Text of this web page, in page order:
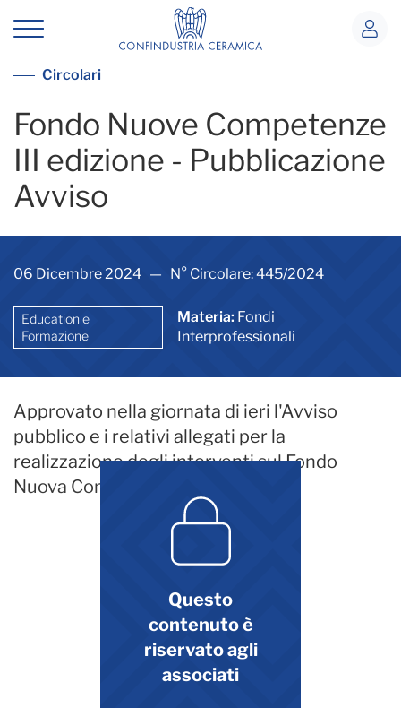
Fondo Nuove Competenze III
Vedi tutte le circolari
Circolari
Fondo Nuove Competenze
III edizione - Pubblicazione
Avviso
06 Dicembre 2024 — N° Circolare: 445/2024
Education e
Formazione
Materia: Fondi
Interprofessionali
Questo
contenuto è
riservato agli
associati
Approvato nella giornata di ieri l'Avviso
pubblico e i relativi allegati per la
realizzazione degli interventi sul Fondo
Nuova Competenze III edizione.